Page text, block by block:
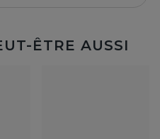
ÊTRE AUSSI